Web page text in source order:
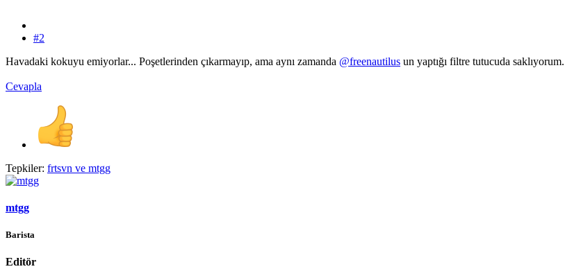
#2
Havadaki kokuyu emiyorlar... Poşetlerinden çıkarmayıp, ama aynı zamanda @freenautilus un yaptığı filtre tutucuda saklıyorum.
Cevapla
Tepkiler: frtsvn ve mtgg
mtgg
Barista
Editör